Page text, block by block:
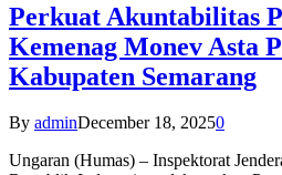
Perkuat Akuntabilitas
Kemenag Monev Asta
Kabupaten Semarang
By adminDecember 18, 20250
Ungaran (Humas) – Inspektorat